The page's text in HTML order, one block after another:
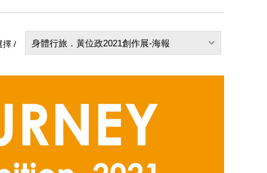
擇 / 身體行旅．黃位政2021創作展-海報